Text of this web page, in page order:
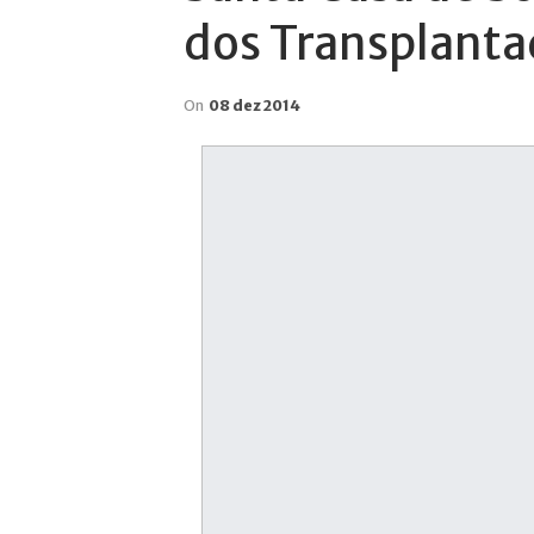
dos
On 08 dez 2014